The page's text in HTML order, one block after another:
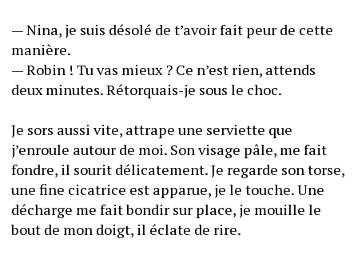
— Nina, je suis désolé de t’avoir fait peur de cette
manière.
— Robin ! Tu vas mieux ? Ce n’est rien, attends
deux minutes. Rétorquais-je sous le choc.
Je sors aussi vite, attrape une serviette que
j’enroule autour de moi. Son visage pâle, me fait
fondre, il sourit délicatement. Je regarde son torse,
une fine cicatrice est apparue, je le touche. Une
décharge me fait bondir sur place, je mouille le
bout de mon doigt, il éclate de rire.